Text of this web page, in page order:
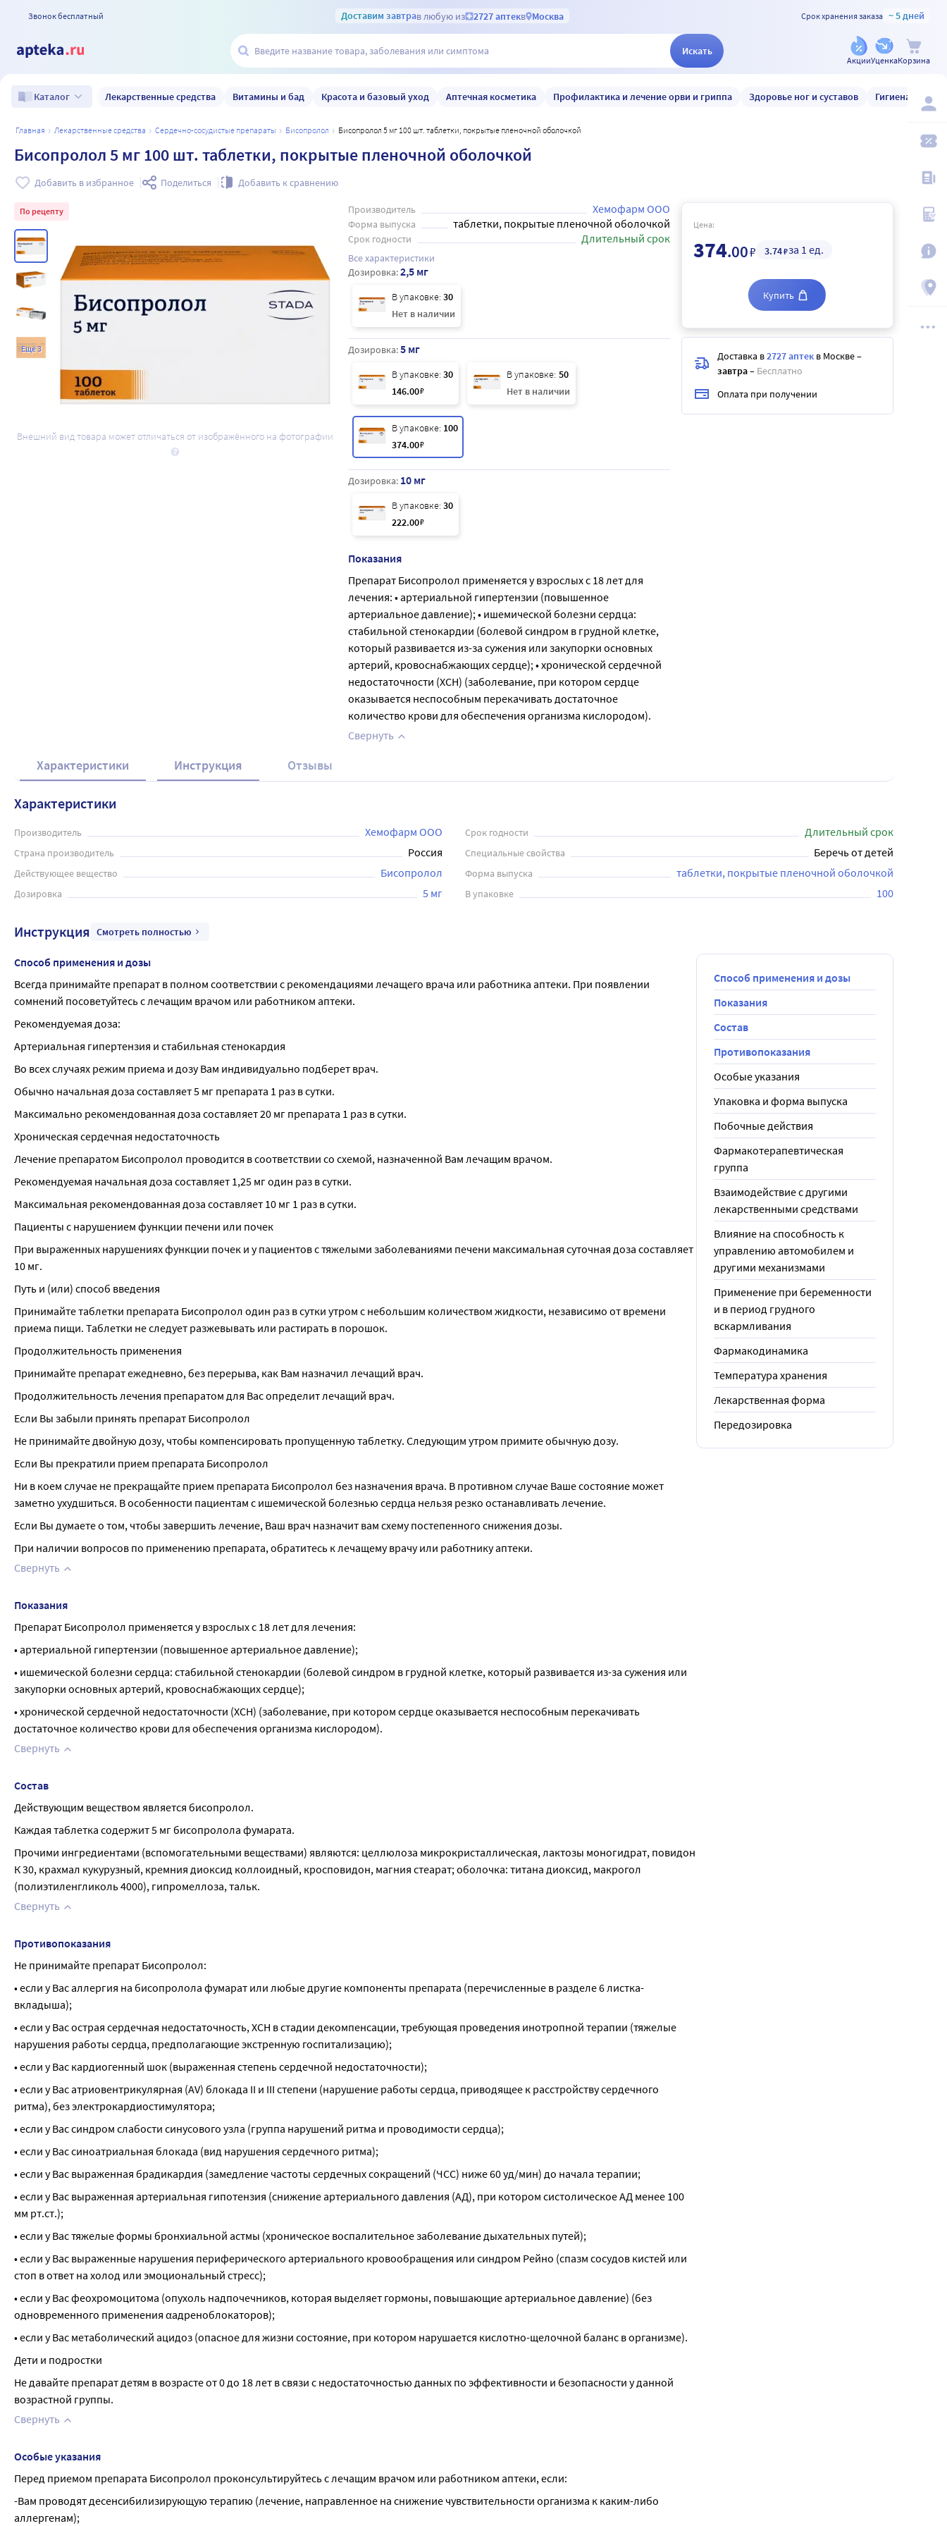
Звонок бесплатный Доставим завтрав любую из 2727 аптекв Москва Срок хранения заказа ~ 5 дней
Искать
АкцииУценкаКорзина
Каталог Лекарственные средства Витамины и бад Красота и базовый уход Аптечная косметика Профилактика и лечение орви и гриппа Здоровье ног и суставов Гигиена и уход
главная лекарственные средства сердечно-сосудистые препараты бисопролол Бисопролол 5 мг 100 шт. таблетки, покрытые пленочной оболочкой
Бисопролол 5 мг 100 шт. таблетки, покрытые пленочной оболочкой
Добавить в избранное Поделиться Добавить к сравнению
По рецепту
Ещё 3
Внешний вид товара может отличаться от изображённого на фотографии
Производитель Хемофарм ООО
Форма выпуска таблетки, покрытые пленочной оболочкой
Срок годности Длительный срок
Все характеристики
Дозировка:2,5 мг
В упаковке: 30
Нет в наличии
Дозировка:5 мг
В упаковке: 30
146.00₽
В упаковке: 50
Нет в наличии
В упаковке: 100
374.00₽
Дозировка: 10 мг
В упаковке: 30
222.00₽
Показания
Препарат Бисопролол применяется у взрослых с 18 лет для
лечения: • артериальной гипертензии (повышенное
артериальное давление); • ишемической болезни сердца:
стабильной стенокардии (болевой синдром в грудной клетке,
который развивается из-за сужения или закупорки основных
артерий, кровоснабжающих сердце); • хронической сердечной
недостаточности (ХСН) (заболевание, при котором сердце
оказывается неспособным перекачивать достаточное
количество крови для обеспечения организма кислородом).
Свернуть
Цена:
374.00₽ 3.74₽за 1 ед.
Купить
Доставка в2727 аптек в Москве–
завтра– Бесплатно
Оплата при получении
Характеристики Инструкция Отзывы
Характеристики
Производитель Хемофарм ООО Срок годности Длительный срок
Страна производитель Россия Специальные свойства Беречь от детей
Действующее вещество Бисопролол Форма выпуска таблетки, покрытые пленочной оболочкой
Дозировка 5 мг В упаковке 100
Инструкция Смотреть полностью
Способ применения и дозы
Всегда принимайте препарат в полном соответствии с рекомендациями лечащего врача или работника аптеки. При появлении
сомнений посоветуйтесь с лечащим врачом или работником аптеки.
Рекомендуемая доза:
Артериальная гипертензия и стабильная стенокардия
Во всех случаях режим приема и дозу Вам индивидуально подберет врач.
Обычно начальная доза составляет 5 мг препарата 1 раз в сутки.
Максимально рекомендованная доза составляет 20 мг препарата 1 раз в сутки.
Хроническая сердечная недостаточность
Лечение препаратом Бисопролол проводится в соответствии со схемой, назначенной Вам лечащим врачом.
Рекомендуемая начальная доза составляет 1,25 мг один раз в сутки.
Максимальная рекомендованная доза составляет 10 мг 1 раз в сутки.
Пациенты с нарушением функции печени или почек
При выраженных нарушениях функции почек и у пациентов с тяжелыми заболеваниями печени максимальная суточная доза составляет
10 мг.
Путь и (или) способ введения
Принимайте таблетки препарата Бисопролол один раз в сутки утром с небольшим количеством жидкости, независимо от времени
приема пищи. Таблетки не следует разжевывать или растирать в порошок.
Продолжительность применения
Принимайте препарат ежедневно, без перерыва, как Вам назначил лечащий врач.
Продолжительность лечения препаратом для Вас определит лечащий врач.
Если Вы забыли принять препарат Бисопролол
Не принимайте двойную дозу, чтобы компенсировать пропущенную таблетку. Следующим утром примите обычную дозу.
Если Вы прекратили прием препарата Бисопролол
Ни в коем случае не прекращайте прием препарата Бисопролол без назначения врача. В противном случае Ваше состояние может
заметно ухудшиться. В особенности пациентам с ишемической болезнью сердца нельзя резко останавливать лечение.
Если Вы думаете о том, чтобы завершить лечение, Ваш врач назначит вам схему постепенного снижения дозы.
При наличии вопросов по применению препарата, обратитесь к лечащему врачу или работнику аптеки.
Свернуть
Показания
Препарат Бисопролол применяется у взрослых с 18 лет для лечения:
• артериальной гипертензии (повышенное артериальное давление);
• ишемической болезни сердца: стабильной стенокардии (болевой синдром в грудной клетке, который развивается из-за сужения или
закупорки основных артерий, кровоснабжающих сердце);
• хронической сердечной недостаточности (ХСН) (заболевание, при котором сердце оказывается неспособным перекачивать
достаточное количество крови для обеспечения организма кислородом).
Свернуть
Состав
Действующим веществом является бисопролол.
Каждая таблетка содержит 5 мг бисопролола фумарата.
Прочими ингредиентами (вспомогательными веществами) являются: целлюлоза микрокристаллическая, лактозы моногидрат, повидон
К 30, крахмал кукурузный, кремния диоксид коллоидный, кросповидон, магния стеарат; оболочка: титана диоксид, макрогол
(полиэтиленгликоль 4000), гипромеллоза, тальк.
Свернуть
Противопоказания
Не принимайте препарат Бисопролол:
• если у Вас аллергия на бисопролола фумарат или любые другие компоненты препарата (перечисленные в разделе 6 листка-
вкладыша);
• если у Вас острая сердечная недостаточность, ХСН в стадии декомпенсации, требующая проведения инотропной терапии (тяжелые
нарушения работы сердца, предполагающие экстренную госпитализацию);
• если у Вас кардиогенный шок (выраженная степень сердечной недостаточности);
• если у Вас атриовентрикулярная (AV) блокада II и III степени (нарушение работы сердца, приводящее к расстройству сердечного
ритма), без электрокардиостимулятора;
• если у Вас синдром слабости синусового узла (группа нарушений ритма и проводимости сердца);
• если у Вас синоатриальная блокада (вид нарушения сердечного ритма);
• если у Вас выраженная брадикардия (замедление частоты сердечных сокращений (ЧСС) ниже 60 уд/мин) до начала терапии;
• если у Вас выраженная артериальная гипотензия (снижение артериального давления (АД), при котором систолическое АД менее 100
мм рт.ст.);
• если у Вас тяжелые формы бронхиальной астмы (хроническое воспалительное заболевание дыхательных путей);
• если у Вас выраженные нарушения периферического артериального кровообращения или синдром Рейно (спазм сосудов кистей или
стоп в ответ на холод или эмоциональный стресс);
• если у Вас феохромоцитома (опухоль надпочечников, которая выделяет гормоны, повышающие артериальное давление) (без
одновременного применения αадреноблокаторов);
• если у Вас метаболический ацидоз (опасное для жизни состояние, при котором нарушается кислотно-щелочной баланс в организме).
Дети и подростки
Не давайте препарат детям в возрасте от 0 до 18 лет в связи с недостаточностью данных по эффективности и безопасности у данной
возрастной группы.
Свернуть
Особые указания
Перед приемом препарата Бисопролол проконсультируйтесь с лечащим врачом или работником аптеки, если:
­-Вам проводят десенсибилизирующую терапию (лечение, направленное на снижение чувствительности организма к каким-либо
аллергенам);
Способ применения и дозы
Показания
Состав
Противопоказания
Особые указания
Упаковка и форма выпуска
Побочные действия
Фармакотерапевтическая
группа
Взаимодействие с другими
лекарственными средствами
Влияние на способность к
управлению автомобилем и
другими механизмами
Применение при беременности
и в период грудного
вскармливания
Фармакодинамика
Температура хранения
Лекарственная форма
Передозировка